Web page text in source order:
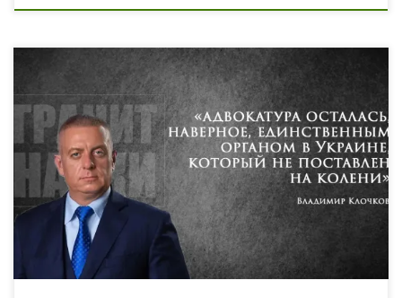
За последний год многие общественные, политические,
социальные процессы не только в Украине, но и в
других странах мира претерпели сильных изменений.
Однако, что бы не происходило, лакмусом для любого
демократического общества всегда остается уровень
защиты прав человека. Адвокатура – это тот
независимый институт, который и занимается защитой
этих прав, выступая […]